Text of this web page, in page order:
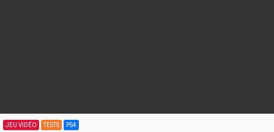
JEU VIDÉO TESTS PS4